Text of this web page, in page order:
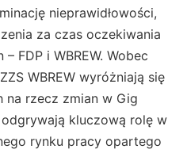
nieprawidłowości,
za czas oczekiwania
FDP i WBREW. Wobec
WBREW wyróżniają się
na rzecz zmian w Gig
kluczową rolę w
rynku pracy opartego